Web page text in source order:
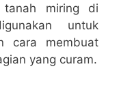
miring di
untuk
cara membuat
yang curam.